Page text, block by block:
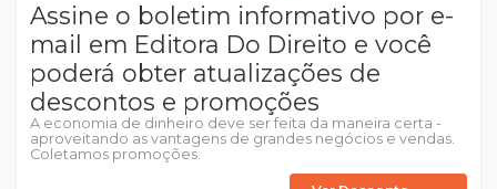
Assine o boletim informativo por e-
mail em Editora Do Direito e você
poderá obter atualizações de
descontos e promoções
A economia de dinheiro deve ser feita da maneira certa -
aproveitando as vantagens de grandes negócios e vendas.
Coletamos promoções.